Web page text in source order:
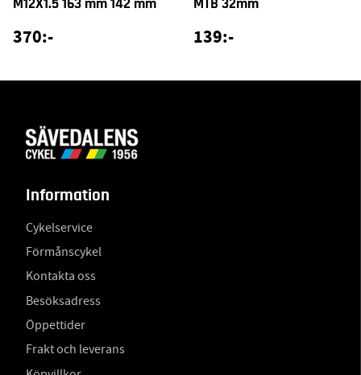
M12X1.5 163 mm 142 mm
370:-
MTB 32mm
139:-
Information
Cykelservice
Förmånscykel
Kontakta oss
Besöksadress
Öppettider
Frakt och leverans